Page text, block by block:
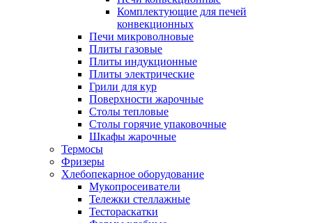
Комплектующие для печей
конвекционных
Печи микроволновые
Плиты газовые
Плиты индукционные
Плиты электрические
Грили для кур
Поверхности жарочные
Столы тепловые
Столы горячие упаковочные
Шкафы жарочные
Термосы
Фризеры
Хлебопекарное оборудование
Мукопросеиватели
Тележки стеллажные
Тестораскатки